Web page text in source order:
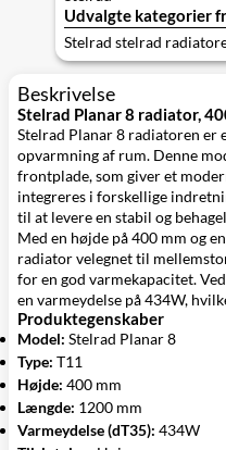
Udvalgte kategorier
Stelrad stelrad
Beskrivelse
Stelrad Planar 8 radiator,
Stelrad Planar 8 radiatoren er
opvarmning af rum. Denne
frontplade, som giver et
integreres i forskellige
til at levere en stabil og
Med en højde på 400 mm og
radiator velegnet til
for en god varmekapacitet.
en varmeydelse på 434W,
Produktegenskaber
Model: Stelrad Planar 8
Type: T11
Højde: 400 mm
Længde: 1200 mm
Varmeydelse (dT35): 434W